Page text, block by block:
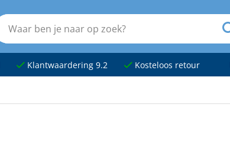
Klantwaardering 9.2 Kosteloos retour